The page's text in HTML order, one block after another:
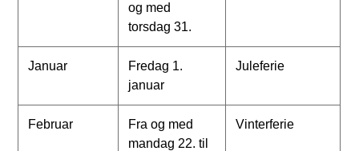
og med
torsdag 31.
Januar
Fredag 1.
januar
Juleferie
Februar
Fra og med
mandag 22. til
Vinterferie